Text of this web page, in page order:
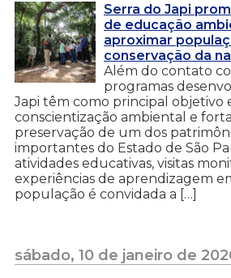
Serra do Japi
de educação
aproximar
conservação da
Além do contato
programas
Japi têm como principal objetivo
conscientização ambiental e
preservação de um dos
importantes do Estado de São
atividades educativas, visitas
experiências de aprendizagem
população é convidada a […]
sábado, 10 de janeiro de